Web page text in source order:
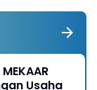
Usaha